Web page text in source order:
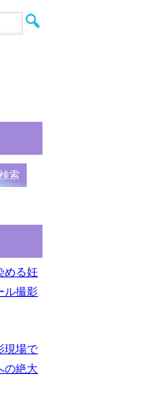
める妊
ル撮影
現場で
の絶大